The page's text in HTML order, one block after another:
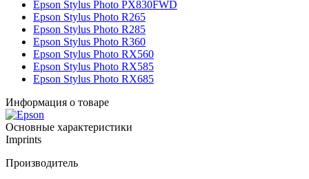
Epson Stylus Photo PX830FWD
Epson Stylus Photo R265
Epson Stylus Photo R285
Epson Stylus Photo R360
Epson Stylus Photo RX560
Epson Stylus Photo RX585
Epson Stylus Photo RX685
Информация о товаре
Основные характеристики
Imprints
Производитель